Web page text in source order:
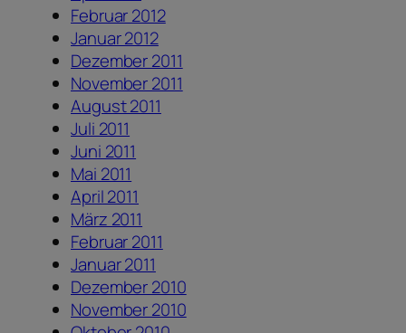
Februar 2012
Januar 2012
Dezember 2011
November 2011
August 2011
Juli 2011
Juni 2011
Mai 2011
April 2011
März 2011
Februar 2011
Januar 2011
Dezember 2010
November 2010